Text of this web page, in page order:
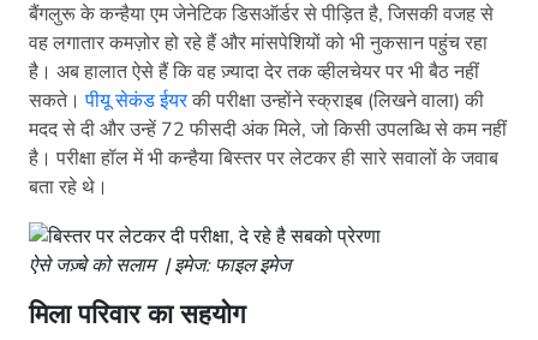
बैंगलुरू के कन्हैया एम जेनेटिक डिसऑर्डर से पीड़ित है, जिसकी वजह से
वह लगातार कमज़ोर हो रहे हैं और मांसपेशियों को भी नुकसान पहुंच रहा
है। अब हालात ऐसे हैं कि वह ज़्यादा देर तक व्हीलचेयर पर भी बैठ नहीं
सकते।पीयू सेकंड ईयरकी परीक्षा उन्होंने स्क्राइब (लिखने वाला) की
मदद से दी और उन्हें 72 फीसदी अंक मिले, जो किसी उपलब्धि से कम नहीं
है। परीक्षा हॉल में भी कन्हैया बिस्तर पर लेटकर ही सारे सवालों के जवाब
बता रहे थे।
ऐसे जज़्बे को सलाम | इमेज: फाइल इमेज
मिला परिवार का सहयोग